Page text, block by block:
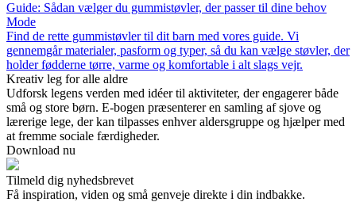
Guide: Sådan vælger du gummistøvler, der passer til dine behov
Mode
Find de rette gummistøvler til dit barn med vores guide. Vi
gennemgår materialer, pasform og typer, så du kan vælge støvler, der
holder fødderne tørre, varme og komfortable i alt slags vejr.
Kreativ leg for alle aldre
Udforsk legens verden med idéer til aktiviteter, der engagerer både
små og store børn. E-bogen præsenterer en samling af sjove og
lærerige lege, der kan tilpasses enhver aldersgruppe og hjælper med
at fremme sociale færdigheder.
Download nu
Tilmeld dig nyhedsbrevet
Få inspiration, viden og små genveje direkte i din indbakke.